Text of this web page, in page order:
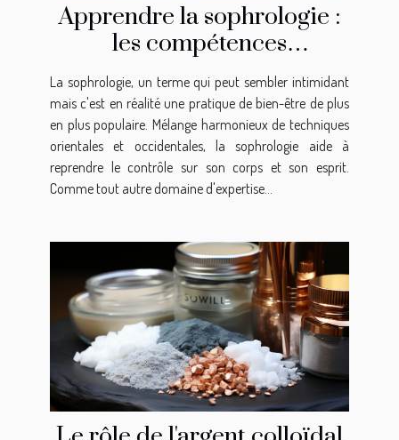
Apprendre la sophrologie :
les compétences
nécessaires
La sophrologie, un terme qui peut sembler intimidant
mais c'est en réalité une pratique de bien-être de plus
en plus populaire. Mélange harmonieux de techniques
orientales et occidentales, la sophrologie aide à
reprendre le contrôle sur son corps et son esprit.
Comme tout autre domaine d'expertise...